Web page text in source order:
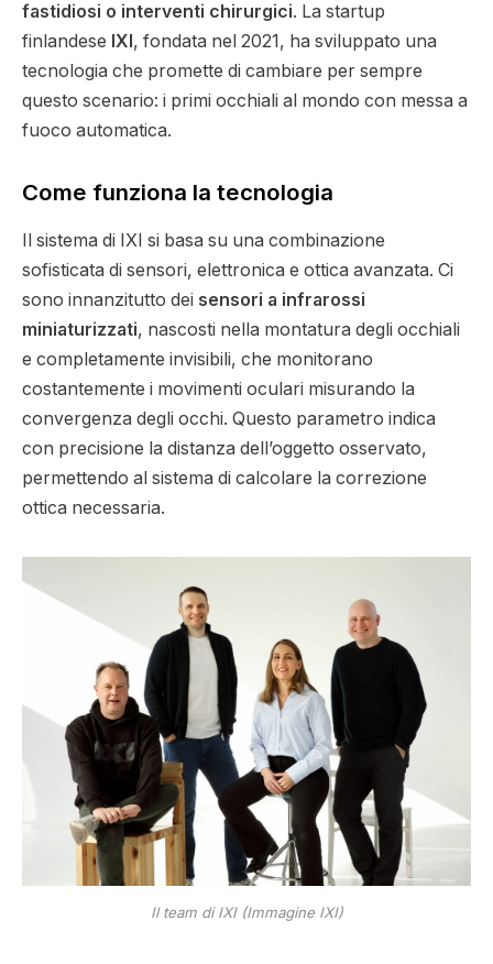
fastidiosi o interventi chirurgici. La startup
finlandese IXI, fondata nel 2021, ha sviluppato una
tecnologia che promette di cambiare per sempre
questo scenario: i primi occhiali al mondo con messa a
fuoco automatica.
Come funziona la tecnologia
Il sistema di IXI si basa su una combinazione
sofisticata di sensori, elettronica e ottica avanzata. Ci
sono innanzitutto dei sensori a infrarossi
miniaturizzati, nascosti nella montatura degli occhiali
e completamente invisibili, che monitorano
costantemente i movimenti oculari misurando la
convergenza degli occhi. Questo parametro indica
con precisione la distanza dell’oggetto osservato,
permettendo al sistema di calcolare la correzione
ottica necessaria.
Il team di IXI (Immagine IXI)